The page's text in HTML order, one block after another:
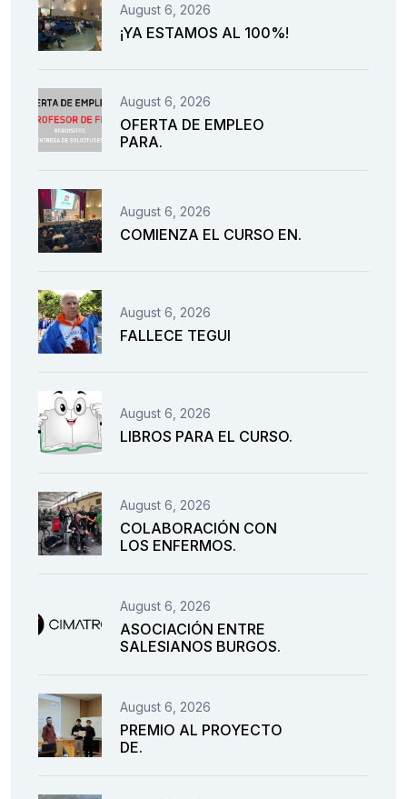
August 6, 2026
¡YA ESTAMOS AL 100%!
August 6, 2026
OFERTA DE EMPLEO
PARA.
August 6, 2026
COMIENZA EL CURSO EN.
August 6, 2026
FALLECE TEGUI
August 6, 2026
LIBROS PARA EL CURSO.
August 6, 2026
COLABORACIÓN CON
LOS ENFERMOS.
August 6, 2026
ASOCIACIÓN ENTRE
SALESIANOS BURGOS.
August 6, 2026
PREMIO AL PROYECTO
DE.